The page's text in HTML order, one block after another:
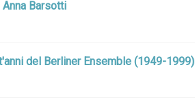
Barsotti
del Berliner Ensemble (1949-